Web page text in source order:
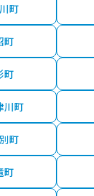
町
町
町
川町
町
町